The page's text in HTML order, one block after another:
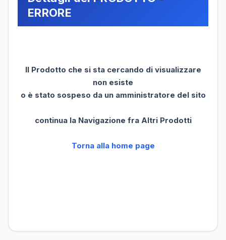
ERRORE
Il Prodotto che si sta cercando di visualizzare
non esiste
o è stato sospeso da un amministratore del sito
continua la Navigazione fra Altri Prodotti
Torna alla home page